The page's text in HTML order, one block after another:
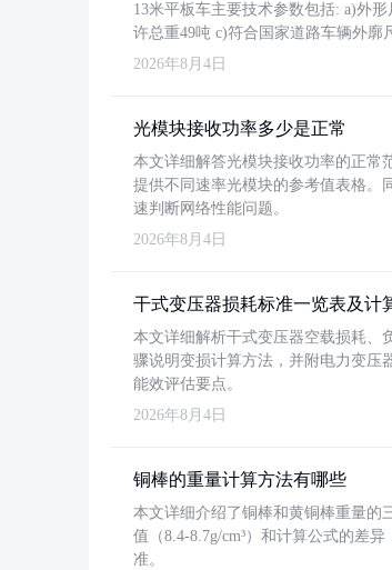
13米平板车主要技术参数包括: a)外
许总重49吨 c)符合国家道路车辆外廓
2026年8月4日
光模块接收功率多少是正常
本文详细解答光模块接收功率的正常
提供不同速率光模块的参考值表格。
速判断网络性能问题。
2026年8月4日
干式变压器损耗标准一览表及计
本文详细解析干式变压器空载损耗、
骤说明变损计算方法，并附电力变压
能效评估要点。
2026年8月4日
铜棒的重量计算方法有哪些
本文详细介绍了铜棒和黄铜棒重量的
值（8.4-8.7g/cm³）和计算公式的差
准。